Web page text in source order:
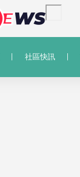
社區快訊